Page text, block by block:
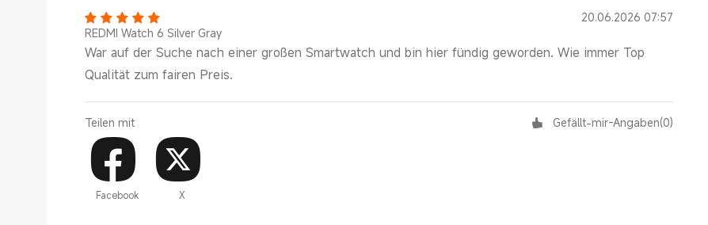
20.06.2026 07:57
REDMI Watch 6 Silver Gray
War auf der Suche nach einer großen Smartwatch und bin hier fündig geworden. Wie immer Top
Qualität zum fairen Preis.
Teilen mit
Facebook X
Gefällt-mir-Angaben(0)